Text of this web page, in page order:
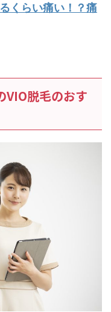
くらい痛い！？痛
VIO脱毛のおす